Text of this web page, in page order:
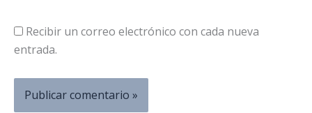
Recibir un correo electrónico con cada nueva
entrada.